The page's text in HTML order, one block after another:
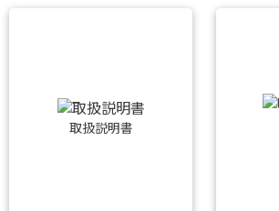
取扱説明書